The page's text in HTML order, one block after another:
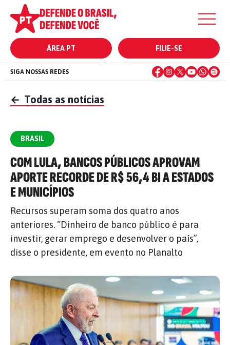
ÁREA PT FILIE-SE
SIGA NOSSAS REDES
← Todas as notícias
BRASIL
COM LULA, BANCOS PÚBLICOS APROVAM
APORTE RECORDE DE R$ 56,4 BI A ESTADOS
E MUNICÍPIOS
Recursos superam soma dos quatro anos
anteriores. “Dinheiro de banco público é para
investir, gerar emprego e desenvolver o país”,
disse o presidente, em evento no Planalto